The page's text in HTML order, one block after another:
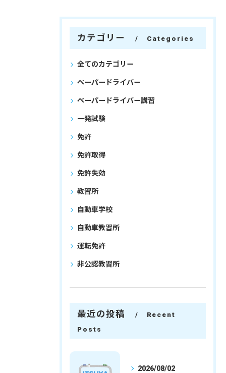
カテゴリー Categories
全てのカテゴリー
ペーパードライバー
ペーパードライバー講習
一発試験
免許
免許取得
免許失効
教習所
自動車学校
自動車教習所
運転免許
非公認教習所
最近の投稿
Recent
Posts
2026/08/02